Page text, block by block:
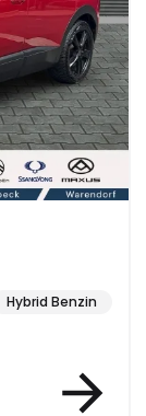
Hybrid Benzin